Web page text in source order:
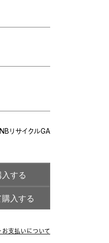
NBリサイクルGA
する
購入する
お支払いについて